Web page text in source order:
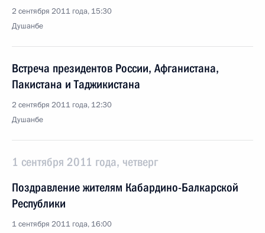
2 сентября 2011 года, 15:30
Душанбе
Встреча президентов России, Афганистана,
Пакистана и Таджикистана
2 сентября 2011 года, 12:30
Душанбе
1 сентября 2011 года, четверг
Поздравление жителям Кабардино-Балкарской
Республики
1 сентября 2011 года, 16:00